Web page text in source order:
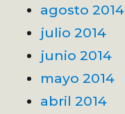
agosto 2014
julio 2014
junio 2014
mayo 2014
abril 2014